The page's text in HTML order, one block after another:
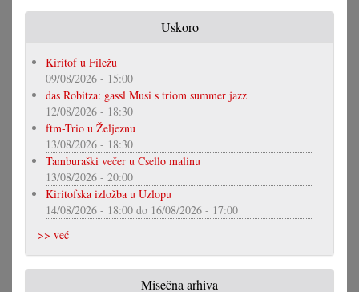
Uskoro
Kiritof u Filežu
09/08/2026 - 15:00
das Robitza: gassl Musi s triom summer jazz
12/08/2026 - 18:30
ftm-Trio u Željeznu
13/08/2026 - 18:30
Tamburaški večer u Csello malinu
13/08/2026 - 20:00
Kiritofska izložba u Uzlopu
14/08/2026 - 18:00 do 16/08/2026 - 17:00
>> već
Misečna arhiva